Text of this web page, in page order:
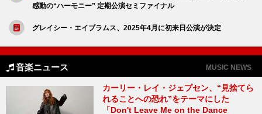
感動の“ハーモニー” 定期公演セミファイナル
グレイシー・エイブラムス、2025年4月に初来日公演が決定
音楽ニュース MUSIC NEWS
カーリー・レイ・ジェプセン、“見捨てら
れることへの恐れ”をテーマにした
「Don't Leave Me on the Dance